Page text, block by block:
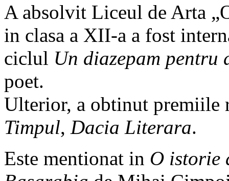
A absolvit Liceul de Arta
in clasa a XII-a a fost
ciclul Un diazepam pentru
poet.
Ulterior, a obtinut premiile
Timpul, Dacia Literara.
Este mentionat in O istorie